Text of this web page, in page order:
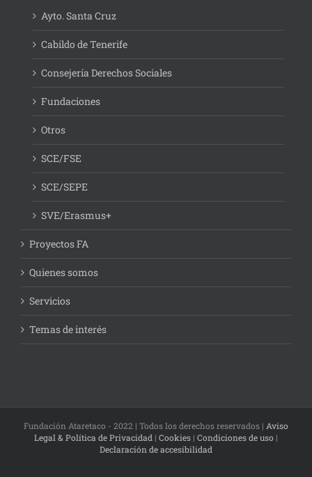
Ayto. Santa Cruz
Cabildo de Tenerife
Consejería Derechos Sociales
Fundaciones
Otros
SCE/FSE
SCE/SEPE
SVE/Erasmus+
Proyectos FA
Quienes somos
Servicios
Temas de interés
Fundación Ataretaco - 2022 | Todos los derechos reservados | Aviso
Legal & Política de Privacidad | Cookies | Condiciones de uso |
Declaración de accesibilidad